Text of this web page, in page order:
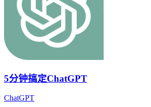
5分钟搞定ChatGPT
ChatGPT